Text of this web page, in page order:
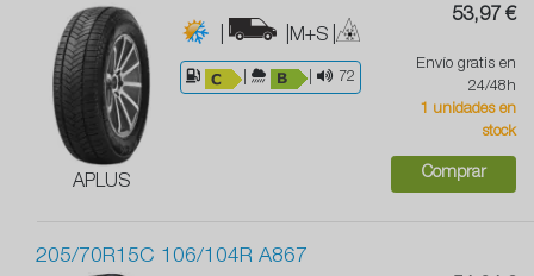
APLUS
| |M+S |
72
53,97 €
Envío gratis en
24/48h
1 unidades en
stock
Comprar
205/70R15C 106/104R A867